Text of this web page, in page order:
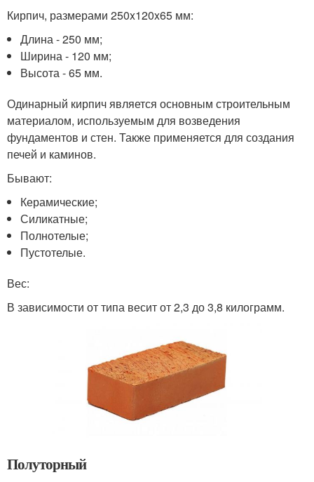
Кирпич, размерами 250x120x65 мм:
Длина - 250 мм;
Ширина - 120 мм;
Высота - 65 мм.
Одинарный кирпич является основным строительным
материалом, используемым для возведения
фундаментов и стен. Также применяется для создания
печей и каминов.
Бывают:
Керамические;
Силикатные;
Полнотелые;
Пустотелые.
Вес:
В зависимости от типа весит от 2,3 до 3,8 килограмм.
Полуторный